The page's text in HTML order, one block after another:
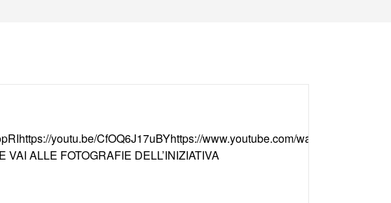
youtu.be/CfOQ6J17uBYhttps://www.youtube.com/watch?
ALLE FOTOGRAFIE DELL’INIZIATIVA